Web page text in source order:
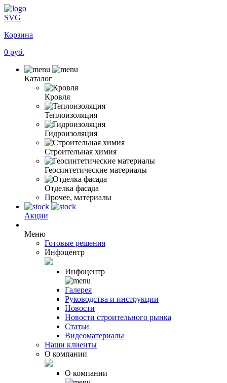
SVG
Корзина
0 руб.
Каталог
Кровля
Теплоизоляция
Гидроизоляция
Строительная химия
Геосинтетические материалы
Отделка фасада
Прочее, материалы
Акции
Меню
Готовые решения
Инфоцентр
Инфоцентр
Галерея
Руководства и инструкции
Новости
Новости строительного рынка
Статьи
Видеоматериалы
Наши клиенты
О компании
О компании